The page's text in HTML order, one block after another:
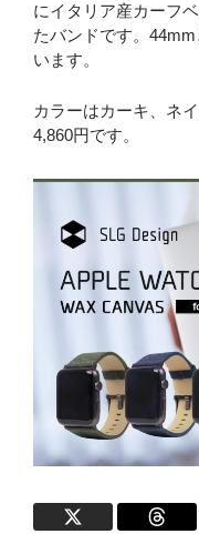
にイタリア産カーフ
たバンドです。
います。
カラーはカーキ、ネ
4,860円です。